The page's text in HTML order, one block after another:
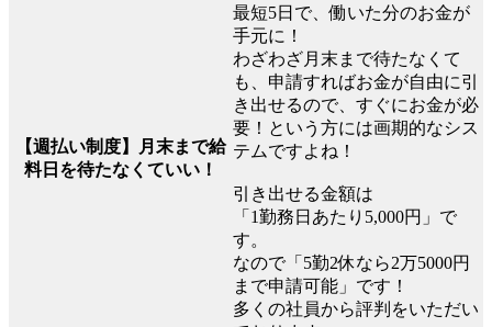
【週払い制度】月末まで給
料日を待たなくていい！
最短5日で、働いた分のお金が
手元に！
わざわざ月末まで待たなくて
も、申請すればお金が自由に引
き出せるので、すぐにお金が必
要！という方には画期的なシス
テムですよね！
引き出せる金額は
「1勤務日あたり5,000円」で
す。
なので「5勤2休なら2万5000円
まで申請可能」です！
多くの社員から評判をいただい